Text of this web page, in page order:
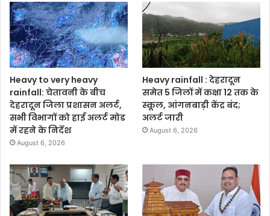
Heavy to very heavy
rainfall: चेतावनी के बीच
देहरादून जिला प्रशासन अलर्ट,
सभी विभागों को हाई अलर्ट मोड
में रहने के निर्देश
August 6, 2026
Heavy rainfall : देहरादून
समेत 5 जिलों में कक्षा 12 तक के
स्कूल, आंगनबाड़ी केंद्र बंद;
अलर्ट जारी
August 6, 2026